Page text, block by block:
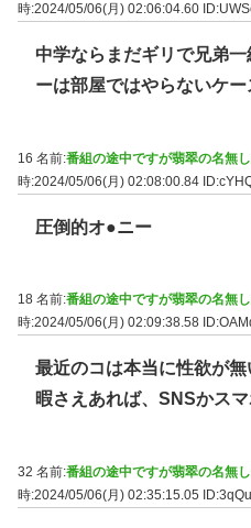
時:2024/05/06(月) 02:06:04.60
中学ならまだギリで兄弟
ーは部屋ではやらないケー
16 名前:番組の途中ですが翡翠の名無
時:2024/05/06(月) 02:08:00.84
圧倒的オ●ニー
18 名前:番組の途中ですが翡翠の名無
時:2024/05/06(月) 02:09:38.58
最近のコは本当に性欲が
暇さえあれば、SNSかス
32 名前:番組の途中ですが翡翠の名無
時:2024/05/06(月) 02:35:15.05